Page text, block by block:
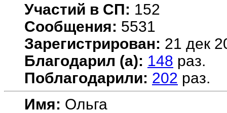
Участий в СП: 152
Сообщения: 5531
Зарегистрирован: 21 дек
Благодарил (а): 148 раз.
Поблагодарили: 202 раз.
Имя: Ольга